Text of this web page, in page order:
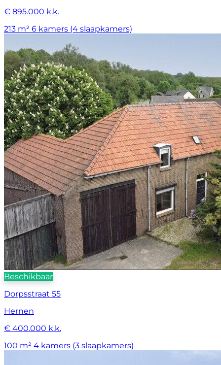
€ 895.000 k.k.
213 m² 6 kamers (4 slaapkamers)
Beschikbaar
Dorpsstraat 55
Hernen
€ 400.000 k.k.
100 m² 4 kamers (3 slaapkamers)